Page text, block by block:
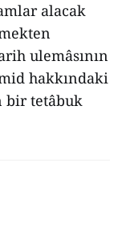
alacak
ulemâsının
hakkındaki
bir tetâbuk